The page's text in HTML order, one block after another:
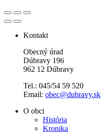
Kontakt
Obecný úrad
Dúbravy 196
962 12 Dúbravy
Tel.: 045/54 59 520
Email: obec@dubravy.sk
O obci
História
Kronika